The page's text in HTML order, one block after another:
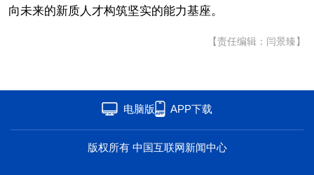
向未来的新质人才构筑坚实的能力基座。
【责任编辑：闫景臻】
电脑版 APP下载
版权所有 中国互联网新闻中心